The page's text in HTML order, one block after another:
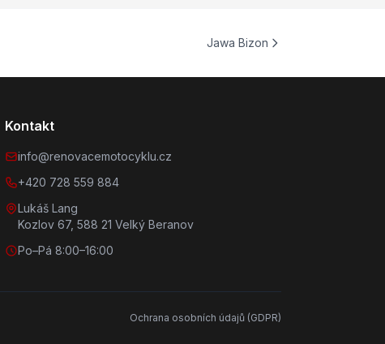
Jawa Bizon
Kontakt
info@renovacemotocyklu.cz
+420 728 559 884
Lukáš Lang
Kozlov 67, 588 21 Velký Beranov
Po–Pá 8:00–16:00
Ochrana osobních údajů (GDPR)